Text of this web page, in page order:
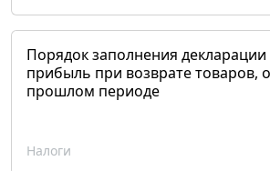
Порядок заполнения декларации
прибыль при возврате товаров,
прошлом периоде
Налоги